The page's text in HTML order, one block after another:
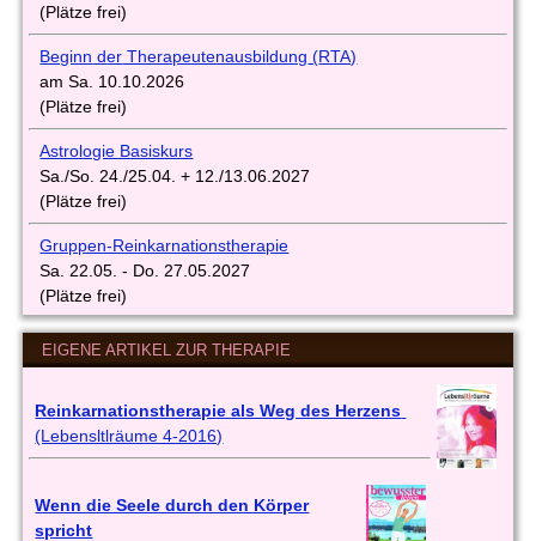
(Plätze frei)
Beginn der Therapeutenausbildung (RTA)
am Sa. 10.10.2026
(Plätze frei)
Astrologie Basiskurs
Sa./So. 24./25.04. + 12./13.06.2027
(Plätze frei)
Gruppen-Reinkarnationstherapie
Sa. 22.05. - Do. 27.05.2027
(Plätze frei)
EIGENE ARTIKEL ZUR THERAPIE
Reinkarnationstherapie als Weg des Herzens
(Lebensltlräume 4-2016)
Wenn die Seele durch den Körper
spricht